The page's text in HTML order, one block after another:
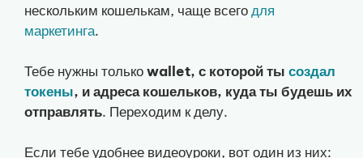
нескольким кошелькам, чаще всегодля
маркетинга.
Тебе нужны толькоwallet, с которой ты создал
токены, и адреса кошельков, куда ты будешь их
отправлять. Переходим к делу.
Если тебе удобнее видеоуроки, вот один из них: